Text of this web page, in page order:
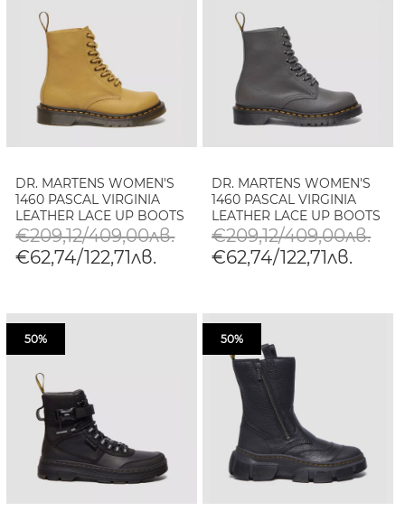
DR. MARTENS WOMEN'S
1460 PASCAL VIRGINIA
LEATHER LACE UP BOOTS
€209,12/409,00лв.
€62,74/122,71лв.
DR. MARTENS WOMEN'S
1460 PASCAL VIRGINIA
LEATHER LACE UP BOOTS
€209,12/409,00лв.
€62,74/122,71лв.
50% 50%